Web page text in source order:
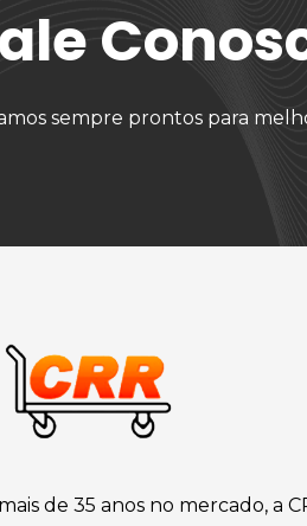
sempre prontos para
de 35 anos no mercado, a